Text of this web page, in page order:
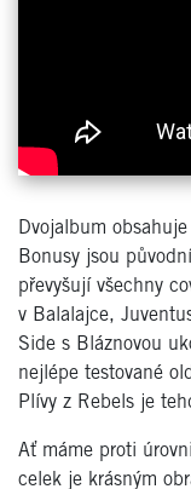
Dvojalbum
Bonusy jsou
převyšují všechny
v Balalajce,
Side s Bláznovou
nejlépe testované
Plívy z Rebels je
Ať máme proti
celek je krásným